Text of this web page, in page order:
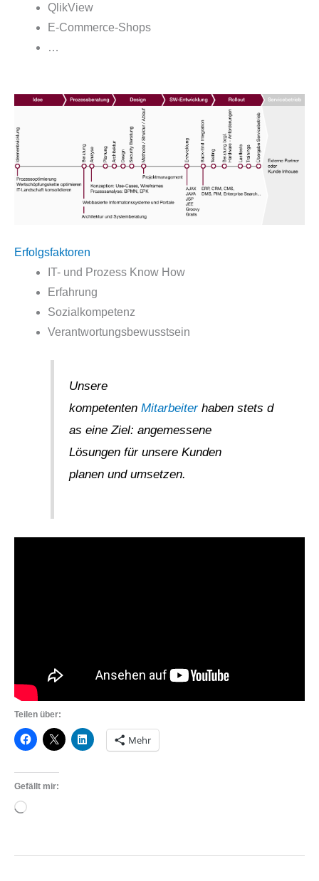
QlikView
E-Commerce-Shops
…
Erfolgsfaktoren
IT- und Prozess Know How
Erfahrung
Sozialkompetenz
Verantwortungsbewusstsein
Unsere
kompetenten Mitarbeiterhaben stets d
as eine Ziel: angemessene
Lösungen für unsere Kunden
planen und umsetzen.
Teilen über:
Mehr
Gefällt mir:
Wird